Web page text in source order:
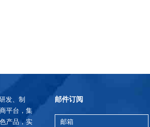
发、制
平台，集
产品，实
邮件订阅